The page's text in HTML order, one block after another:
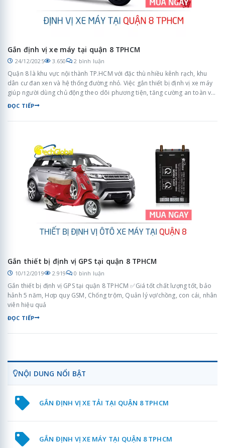
Gắn định vị xe máy tại quận 8 TPHCM
24/12/2025 3.650 2 bình luận
Quận 8 là khu vực nội thành TP.HCM với đặc thù nhiều kênh rạch, khu
dân cư đan xen và hệ thống đường nhỏ. Việc gắn thiết bị định vị xe máy
giúp người dùng chủ động theo dõi phương tiện, tăng cường an toàn và
quản lý xe hiệu quả trong sinh hoạt hằng ngày.
ĐỌC TIẾP
Gắn thiết bị định vị GPS tại quận 8 TPHCM
10/12/2019 2.919 0 bình luận
Gắn thiết bị định vị GPS tại quận 8 TPHCM ✅Giá tốt chất lượng tốt, bảo
hảnh 5 năm, Hơp quy GSM, Chống trộm, Quản lý vợ/chồng, con cái, nhân
viên hiệu quả
ĐỌC TIẾP
NỘI DUNG NỔI BẬT
GẮN ĐỊNH VỊ XE TẢI TẠI QUẬN 8 TPHCM
GẮN ĐỊNH VỊ XE MÁY TẠI QUẬN 8 TPHCM